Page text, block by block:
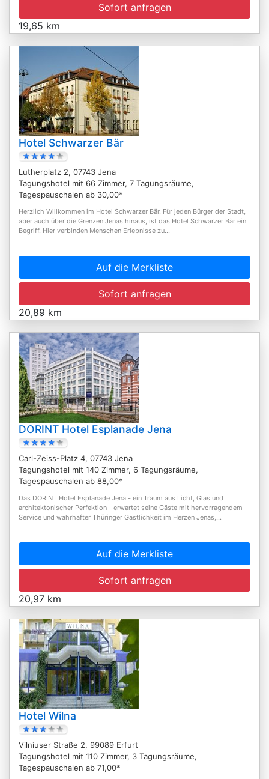
Sofort anfragen
19,65 km
Hotel Schwarzer Bär
Lutherplatz 2, 07743 Jena
Tagungshotel mit 66 Zimmer, 7 Tagungsräume,
Tagespauschalen ab 30,00*
Herzlich Willkommen im Hotel Schwarzer Bär. Für jeden Bürger der Stadt,
aber auch über die Grenzen Jenas hinaus, ist das Hotel Schwarzer Bär ein
Begriff. Hier verbinden Menschen Erlebnisse zu...
Auf die Merkliste
Sofort anfragen
20,89 km
DORINT Hotel Esplanade Jena
Carl-Zeiss-Platz 4, 07743 Jena
Tagungshotel mit 140 Zimmer, 6 Tagungsräume,
Tagespauschalen ab 88,00*
Das DORINT Hotel Esplanade Jena - ein Traum aus Licht, Glas und
architektonischer Perfektion - erwartet seine Gäste mit hervorragendem
Service und wahrhafter Thüringer Gastlichkeit im Herzen Jenas,...
Auf die Merkliste
Sofort anfragen
20,97 km
Hotel Wilna
Vilniuser Straße 2, 99089 Erfurt
Tagungshotel mit 110 Zimmer, 3 Tagungsräume,
Tagespauschalen ab 71,00*